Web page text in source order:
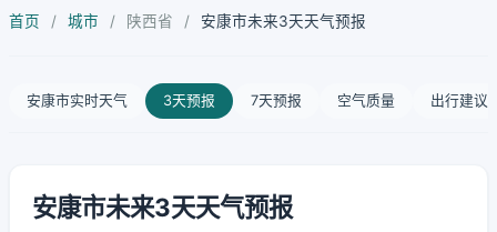
首页 / 城市 / 陕西省 / 安康市未来3天天气预报
安康市实时天气 3天预报 7天预报 空气质量 出行建议
安康市未来3天天气预报